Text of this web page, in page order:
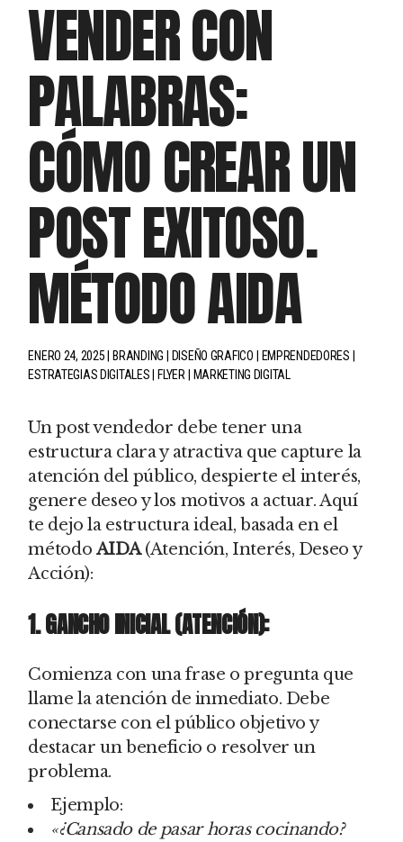
VENDER CON
PALABRAS:
CÓMO CREAR UN
POST EXITOSO.
MÉTODO AIDA
ENERO 24, 2025 BRANDING DISEÑO GRAFICO
EMPRENDEDORES
ESTRATEGIAS DIGITALES
FLYER MARKETING DIGITAL
Un post vendedor debe tener una
estructura clara y atractiva que capture la
atención del público, despierte el interés,
genere deseo y los motivos a actuar. Aquí
te dejo la estructura ideal, basada en el
método AIDA(Atención, Interés, Deseo y
Acción):
1. GANCHO INICIAL (ATENCIÓN):
Comienza con una frase o pregunta que
llame la atención de inmediato. Debe
conectarse con el público objetivo y
destacar un beneficio o resolver un
problema.
Ejemplo:
«¿Cansado de pasar horas cocinando?